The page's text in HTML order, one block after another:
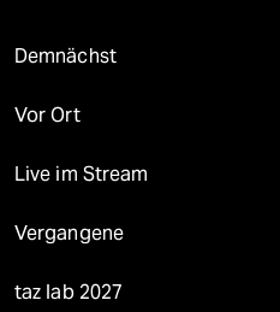
Demnächst
Vor Ort
Live im Stream
Vergangene
taz lab 2027